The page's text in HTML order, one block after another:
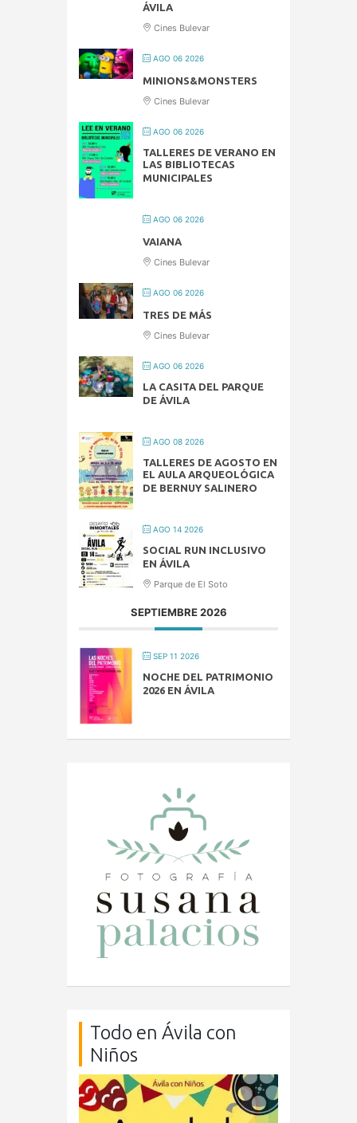
ÁVILA
Cines Bulevar
AGO 06 2026
MINIONS&MONSTERS
Cines Bulevar
AGO 06 2026
TALLERES DE VERANO EN
LAS BIBLIOTECAS
MUNICIPALES
AGO 06 2026
VAIANA
Cines Bulevar
AGO 06 2026
TRES DE MÁS
Cines Bulevar
AGO 06 2026
LA CASITA DEL PARQUE
DE ÁVILA
AGO 08 2026
TALLERES DE AGOSTO EN
EL AULA ARQUEOLÓGICA
DE BERNUY SALINERO
AGO 14 2026
SOCIAL RUN INCLUSIVO
EN ÁVILA
Parque de El Soto
SEPTIEMBRE 2026
SEP 11 2026
NOCHE DEL PATRIMONIO
2026 EN ÁVILA
Todo en Ávila con
Niños